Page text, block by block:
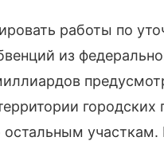
работы по
из
городских
участкам.